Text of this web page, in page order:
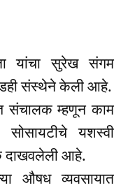
यांचा सुरेख संगम
संस्थेने केली आहे.
संचालक म्हणून काम
यशस्वी
दाखवलेली आहे.
औषध व्यवसायात